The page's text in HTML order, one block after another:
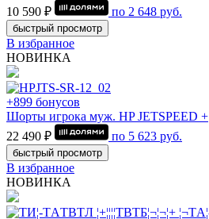
10 590 ₽
по 2 648 руб.
быстрый просмотр
В избранное
НОВИНКА
+899 бонусов
Шорты игрока муж. HP JETSPEED +
22 490 ₽
по 5 623 руб.
быстрый просмотр
В избранное
НОВИНКА